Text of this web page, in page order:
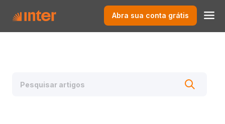
Abra sua conta grátis